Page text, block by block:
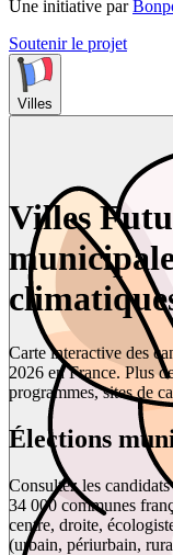
Une initiative par
Soutenir le projet
Villes
Villes
Carte interactive des
2026 en France. Plus
programmes, sites de
Élections
Consultez les
34 000 communes
centre, droite,
(urbain, périurbain,